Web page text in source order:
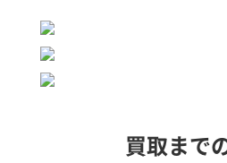
買取まで